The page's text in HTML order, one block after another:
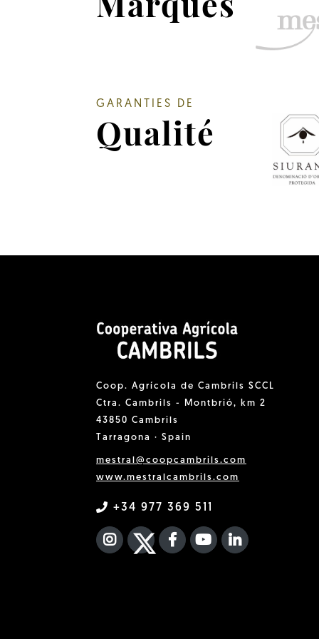
GARANTIES DE
Qualité
Coop. Agrícola de Cambrils SCCL
Ctra. Cambrils - Montbrió, km 2
43850 Cambrils
Tarragona · Spain
mestral@coopcambrils.com
www.mestralcambrils.com
+34 977 369 511
INSTAGRAM
TWITTER
FACEBOOK F
YOUTUBE
FA